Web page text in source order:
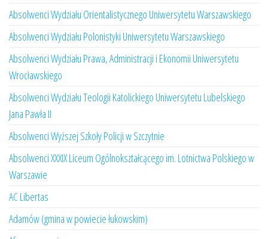
Absolwenci Wydziału Orientalistycznego Uniwersytetu Warszawskiego
Absolwenci Wydziału Polonistyki Uniwersytetu Warszawskiego
Absolwenci Wydziału Prawa, Administracji i Ekonomii Uniwersytetu
Wrocławskiego
Absolwenci Wydziału Teologii Katolickiego Uniwersytetu Lubelskiego
Jana Pawła II
Absolwenci Wyższej Szkoły Policji w Szczytnie
Absolwenci XXXIX Liceum Ogólnokształcącego im. Lotnictwa Polskiego w
Warszawie
AC Libertas
Adamów (gmina w powiecie łukowskim)